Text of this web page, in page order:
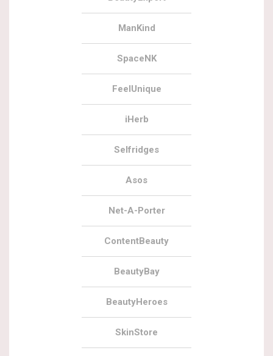
ManKind
SpaceNK
FeelUnique
iHerb
Selfridges
Asos
Net-A-Porter
ContentBeauty
BeautyBay
BeautyHeroes
SkinStore